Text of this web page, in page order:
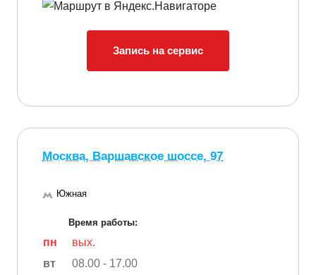
Запись на сервис
Москва, Варшавское шоссе, 97
Южная
Время работы:
пн
вых.
вт
08.00 - 17.00